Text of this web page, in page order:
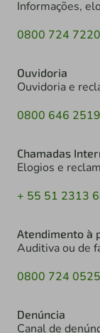
Informações,
0800 724 7220
Ouvidoria
Ouvidoria e
0800 646 2519
Chamadas
Elogios e
+ 55 51 2313
Atendimento à
Auditiva ou de
0800 724 0525
Denúncia
Canal de